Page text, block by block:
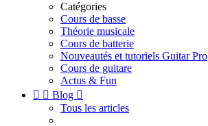
Catégories
Cours de basse
Théorie musicale
Cours de batterie
Nouveautés et tutoriels Guitar Pro
Cours de guitare
Actus & Fun
  Blog 
Tous les articles